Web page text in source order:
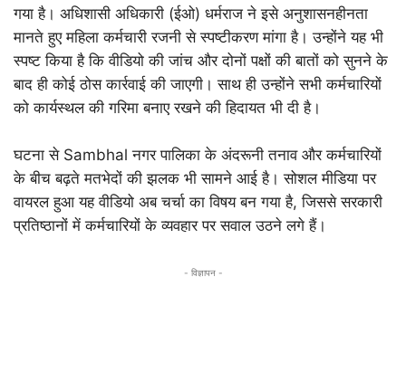
गया है। अधिशासी अधिकारी (ईओ) धर्मराज ने इसे अनुशासनहीनता
मानते हुए महिला कर्मचारी रजनी से स्पष्टीकरण मांगा है। उन्होंने यह भी
स्पष्ट किया है कि वीडियो की जांच और दोनों पक्षों की बातों को सुनने के
बाद ही कोई ठोस कार्रवाई की जाएगी। साथ ही उन्होंने सभी कर्मचारियों
को कार्यस्थल की गरिमा बनाए रखने की हिदायत भी दी है।
घटना से Sambhal नगर पालिका के अंदरूनी तनाव और कर्मचारियों
के बीच बढ़ते मतभेदों की झलक भी सामने आई है। सोशल मीडिया पर
वायरल हुआ यह वीडियो अब चर्चा का विषय बन गया है, जिससे सरकारी
प्रतिष्ठानों में कर्मचारियों के व्यवहार पर सवाल उठने लगे हैं।
- विज्ञापन -